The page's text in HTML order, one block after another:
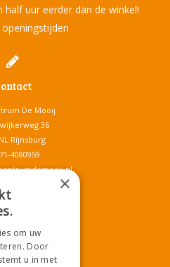
uur eerder dan de winkel!
De Mooij
36
Rijnsburg
4080959
onze App!
×
om uw
Door
u in met